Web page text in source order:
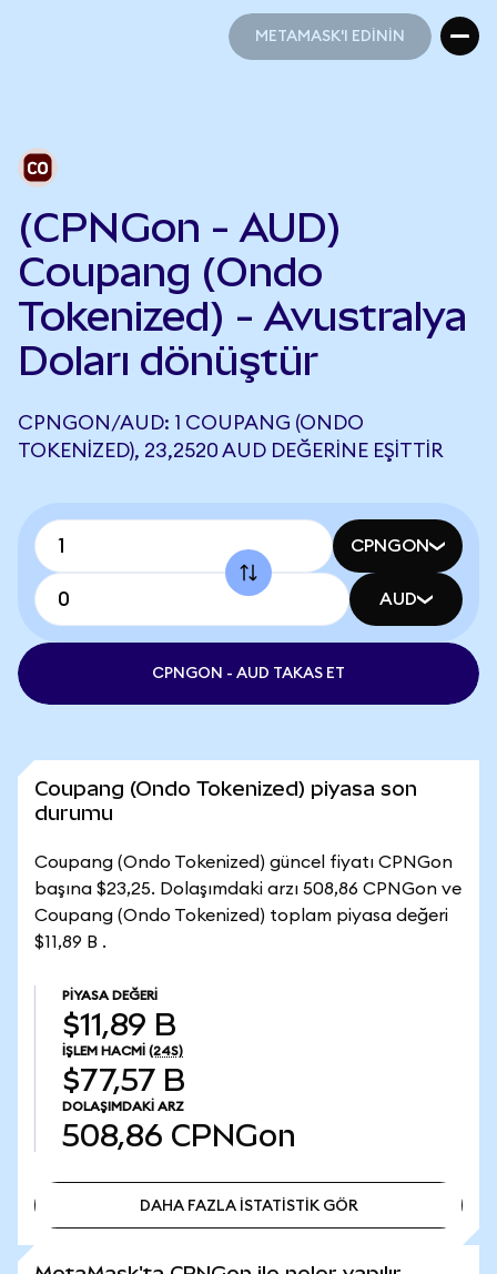
METAMASK'I EDİNİN
(CPNGon - AUD)
Coupang (Ondo
Tokenized) - Avustralya
Doları dönüştür
CPNGON/AUD: 1 COUPANG (ONDO
TOKENIZED), 23,2520 AUD DEĞERINE EŞITTIR
CPNGON
AUD
CPNGON - AUD TAKAS ET
Coupang (Ondo Tokenized) piyasa son
durumu
Coupang (Ondo Tokenized) güncel fiyatı CPNGon
başına $23,25. Dolaşımdaki arzı 508,86 CPNGon ve
Coupang (Ondo Tokenized) toplam piyasa değeri
$11,89 B .
PIYASA DEĞERI
$11,89 B
İŞLEM HACMI (24S)
$77,57 B
DOLAŞIMDAKI ARZ
508,86 CPNGon
DAHA FAZLA İSTATİSTİK GÖR